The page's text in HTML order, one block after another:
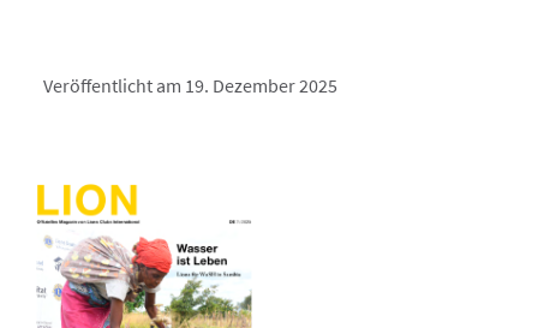
Veröffentlicht am 19. Dezember 2025